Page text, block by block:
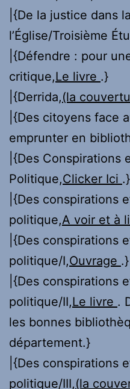
|{De la justice dans
l’Église/Troisième
|{Défendre : pour
critique,Le livre .}
|{Derrida,(la
|{Des citoyens face
emprunter en
|{Des Conspirations
Politique,Clicker Ici .}
|{Des conspirations
politique,A voir et à
|{Des conspirations
politique/I,Ouvrage .}
|{Des conspirations
politique/II,Le livre .
les bonnes
département.}
|{Des conspirations
politique/III,(la